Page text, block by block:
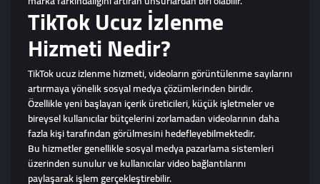
TikTok Ucuz İzlenme
Hizmeti Nedir?
TikTok ucuz izlenme hizmeti, videoların görüntülenme sayılarını
artırmaya yönelik sosyal medya çözümlerinden biridir.
Özellikle yeni başlayan içerik üreticileri, küçük işletmeler ve
bireysel kullanıcılar bütçelerini zorlamadan videolarının daha
fazla kişi tarafından görülmesini hedefleyebilmektedir.
Bu hizmetler genellikle sosyal medya pazarlama sistemleri
üzerinden sunulur ve kullanıcılar video bağlantılarını
paylaşarak işlem gerçekleştirebilir.